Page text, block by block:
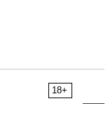
18+